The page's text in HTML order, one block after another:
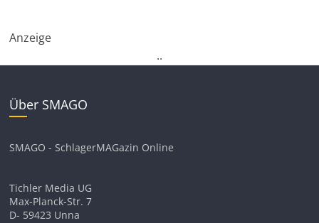
Anzeige
..
Über SMAGO
SMAGO - SchlagerMAGazin Online
Tichler Media UG
Max-Planck-Str. 7
D- 59423 Unna